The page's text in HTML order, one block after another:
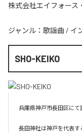
株式会社エイフォース
ジャンル： 歌謡曲 / イ
SHO-KEIKO
兵庫県神戸市長田区にて
長田神社は神戸を代表